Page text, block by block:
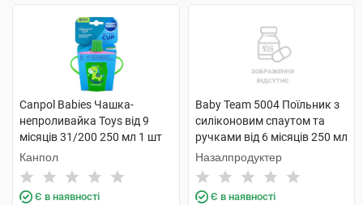
Canpol Babies Чашка-
непроливайка Toys від 9
місяців 31/200 250 мл 1 шт
Канпол
Є в наявності
Baby Team 5004 Поїльник з
силіконовим спаутом та
ручками від 6 місяців 250 мл
1 шт
Назалпродуктер
Є в наявності